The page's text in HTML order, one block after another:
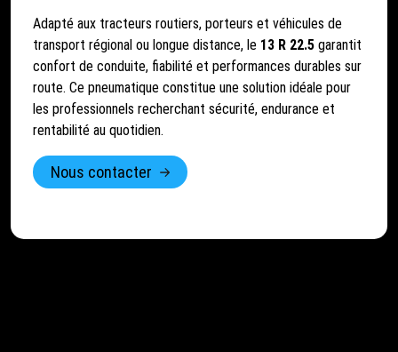
Adapté aux tracteurs routiers, porteurs et véhicules de
transport régional ou longue distance, le 13 R 22.5 garantit
confort de conduite, fiabilité et performances durables sur
route. Ce pneumatique constitue une solution idéale pour
les professionnels recherchant sécurité, endurance et
rentabilité au quotidien.
Nous contacter